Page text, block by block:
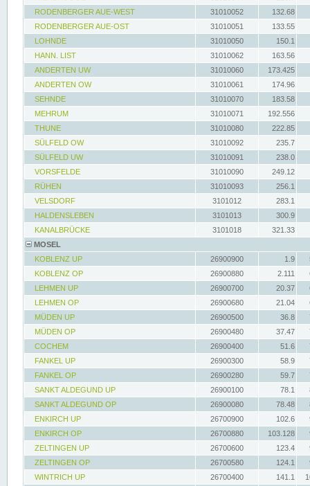
RODENBERGER AUE-WEST
31010052
132.68
RODENBERGER AUE-OST
31010051
133.55
LOHNDE
31010050
150.1
HANN. LIST
31010062
163.56
ANDERTEN UW
31010060
173.425
ANDERTEN OW
31010061
174.96
SEHNDE
31010070
183.58
MEHRUM
31010071
192.556
THUNE
31010080
222.85
SÜLFELD OW
31010092
235.7
SÜLFELD UW
31010091
238.0
VORSFELDE
31010090
249.12
RÜHEN
31010093
256.1
VELSDORF
3101012
283.1
HALDENSLEBEN
3101013
300.9
KANALBRÜCKE
3101018
321.33
MOSEL
KOBLENZ UP
26900900 1.9
KOBLENZ OP
26900880 2.111
LEHMEN UP
26900700 20.37
LEHMEN OP
26900680 21.04
MÜDEN UP
26900500 36.8
MÜDEN OP
26900480 37.47
COCHEM
26900400 51.6
FANKEL UP
26900300 58.9
FANKEL OP
26900280 59.7
SANKT ALDEGUND UP
26900100 78.1
SANKT ALDEGUND OP
26900080 78.48
ENKIRCH UP
26700900 102.6
ENKIRCH OP
26700880 103.128
ZELTINGEN UP
26700600 123.4
ZELTINGEN OP
26700580 124.1
WINTRICH UP
26700400 141.1